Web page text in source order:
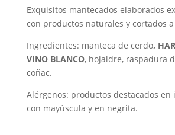
Exquisitos mantecados elaborados
con productos naturales y cortados
Ingredientes: manteca de cerdo,
VINO BLANCO, hojaldre, raspadura
coñac.
Alérgenos: productos destacados en
con mayúscula y en negrita.